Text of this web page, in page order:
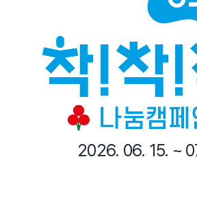
2026. 06. 15. ~